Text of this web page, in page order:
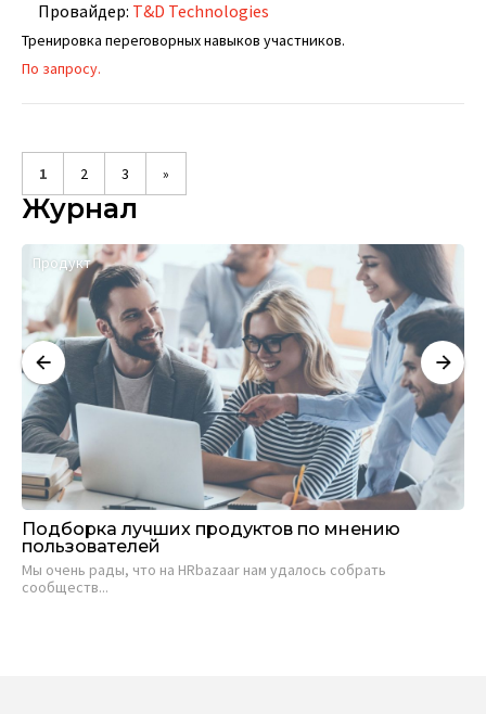
Провайдер: T&D Technologies
Тренировка переговорных навыков участников.
По запросу.
1 2 3 »
Журнал
Продукт
Подборка лучших продуктов по мнению
пользователей
Мы очень рады, что на HRbazaar нам удалось собрать
сообществ...